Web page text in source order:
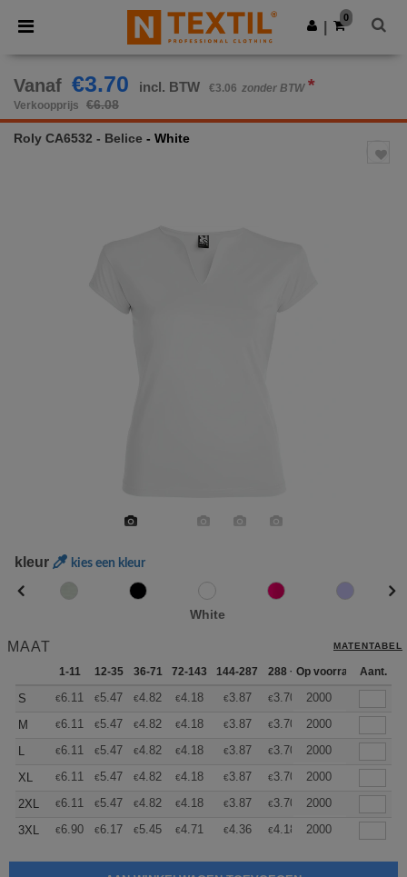
× Ntextil-app
Betere prijzen in de app!
Download app
0
Vanaf €3.70 incl. BTW €3.06 zonder BTW *
Verkoopprijs €6.08
Roly CA6532 - Belice - White
kleur kies een kleur
White
MAAT MATENTABEL
1-11 12-35 36-71 72-143 144-287 288 + Meer
Op voorraadAant.
S €6.11 €5.47 €4.82 €4.18 €3.87 €3.70 +
2000
M
€6.11 €5.47 €4.82 €4.18 €3.87 €3.70 +
2000
L
€6.11 €5.47 €4.82 €4.18 €3.87 €3.70 +
2000
XL
€6.11 €5.47 €4.82 €4.18 €3.87 €3.70 +
2000
2XL
€6.11 €5.47 €4.82 €4.18 €3.87 €3.70 +
2000
3XL
€6.90 €6.17 €5.45 €4.71 €4.36 €4.18 +
2000